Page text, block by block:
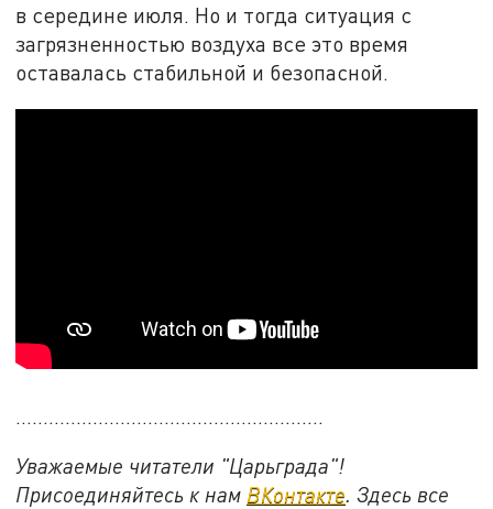
в середине июля. Но и тогда ситуация с
загрязненностью воздуха все это время
оставалась стабильной и безопасной.
........................................................
Уважаемые читатели "Царьграда"!
Присоединяйтесь к нам ВКонтакте. Здесь все